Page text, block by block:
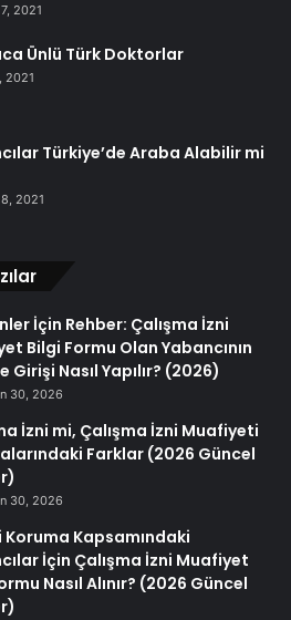
2021
Ünlü Türk Doktorlar
2021
Türkiye’de Araba Alabilir mi
8, 2021
İçin Rehber: Çalışma İzni
Bilgi Formu Olan Yabancının
Girişi Nasıl Yapılır? (2026)
30, 2026
İzni mi, Çalışma İzni Muafiyeti
Farklar (2026 Güncel
30, 2026
Koruma Kapsamındaki
İçin Çalışma İzni Muafiyet
Nasıl Alınır? (2026 Güncel